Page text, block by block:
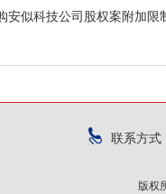
安似科技公司股权案附加
联系方式
版权